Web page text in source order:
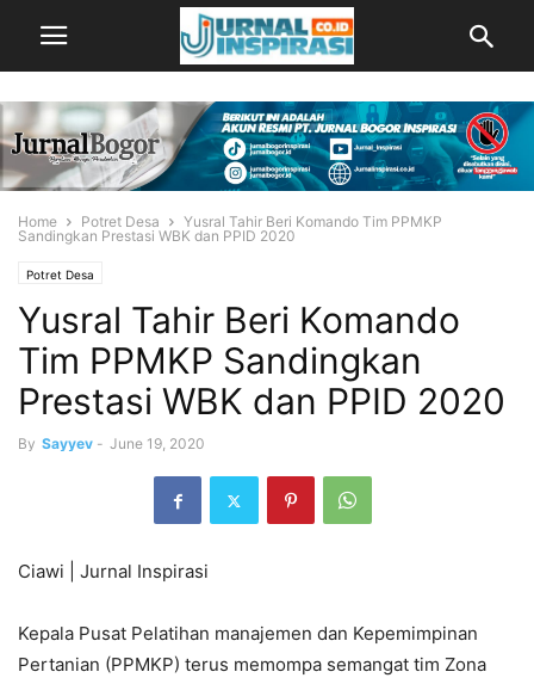
Home Potret Desa
Yusral Tahir Beri Komando Tim PPMKP
Sandingkan Prestasi WBK dan PPID 2020
Potret Desa
Yusral Tahir Beri Komando
Tim PPMKP Sandingkan
Prestasi WBK dan PPID 2020
By Sayyev - June 19, 2020
Ciawi | Jurnal Inspirasi
Kepala Pusat Pelatihan manajemen dan Kepemimpinan
Pertanian (PPMKP) terus memompa semangat tim Zona